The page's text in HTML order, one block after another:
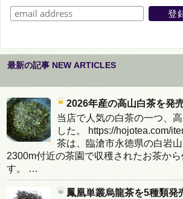
最新の記事 NEW ARTICLES
2026年産の高山白茶を発
当店で人気の白茶の一つ、
した。 https://hojotea.com/
茶は、臨滄市永徳県の白岩
2300m付近の茶園で収穫されたお茶か
す。 …
鳳凰単叢烏龍茶を5種類発